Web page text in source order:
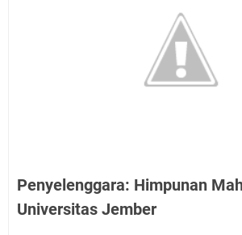
Penyelenggara: Himpunan
Universitas Jember